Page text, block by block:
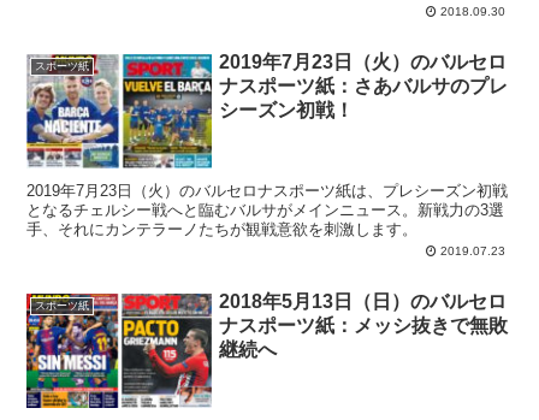
2018.09.30
スポーツ紙
2019年7月23日（火）のバルセロ
ナスポーツ紙：さあバルサのプレ
シーズン初戦！
2019年7月23日（火）のバルセロナスポーツ紙は、プレシーズン初戦
となるチェルシー戦へと臨むバルサがメインニュース。新戦力の3選
手、それにカンテラーノたちが観戦意欲を刺激します。
2019.07.23
スポーツ紙
2018年5月13日（日）のバルセロ
ナスポーツ紙：メッシ抜きで無敗
継続へ